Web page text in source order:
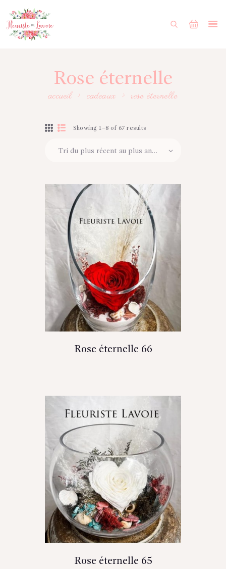
Rose éternelle
accueil cadeaux rose éternelle
FORMULAIRE DE MARIAGE
PORTFOLIO
ENGLISH
Showing 1–8 of 67 results
Rose éternelle 66
Rose éternelle 65